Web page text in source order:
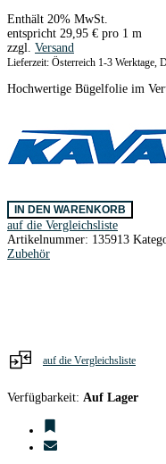
Enthält 20% MwSt.
entspricht 29,95 € pro 1 m
zzgl. Versand
Lieferzeit: Österreich 1-3 Werktage,
Hochwertige Bügelfolie im
KAVAN
Bügelfolie
grau
/
10
IN DEN WARENKORB
auf die Vergleichsliste
Artikelnummer: 135913
Zubehör
auf die Vergleichsliste
Verfügbarkeit: Auf Lager